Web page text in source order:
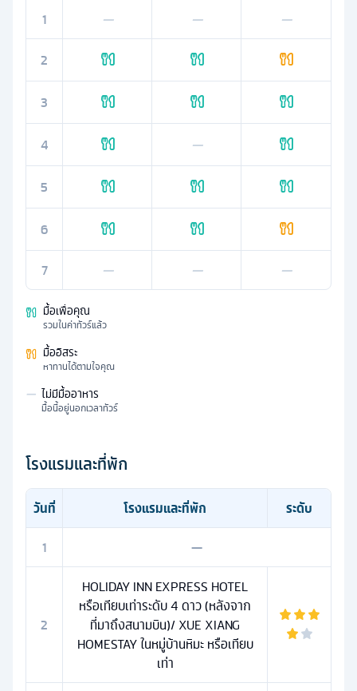
1 — —
—
2
3
4 —
5
6
7
— — —
มื้อเพื่อคุณ
รวมในค่าทัวร์แล้ว
มื้ออิสระ
หาทานได้ตามใจคุณ
— ไม่มีมื้ออาหาร
มื้อนี้อยู่นอกเวลาทัวร์
โรงแรมและที่พัก
วันที่ โรงแรมและที่พัก
ระดับ
1
—
2
HOLIDAY INN EXPRESS HOTEL
หรือเทียบเท่าระดับ 4 ดาว (หลังจาก
ที่มาถึงสนามบิน)/ XUE XIANG
HOMESTAY ในหมู่บ้านหิมะ หรือเทียบ
เท่า